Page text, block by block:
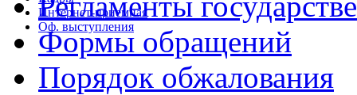
Интернет-приемная
Оф. выступления
Формы обращений
Порядок обжалования